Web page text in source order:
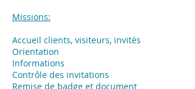
Missions:
Accueil clients, visiteurs, invités
Orientation
Informations
Contrôle des invitations
Remise de badge et document